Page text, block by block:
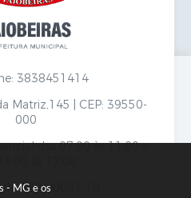
- MG e os
3838451414
Matriz,145 | CEP: 39550-
000
das 07:00 às 11:00 e
0001-10